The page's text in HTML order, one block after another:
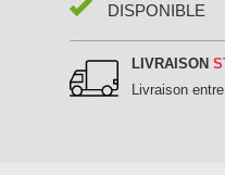
DISPONIBLE
LIVRAISON
Livraison